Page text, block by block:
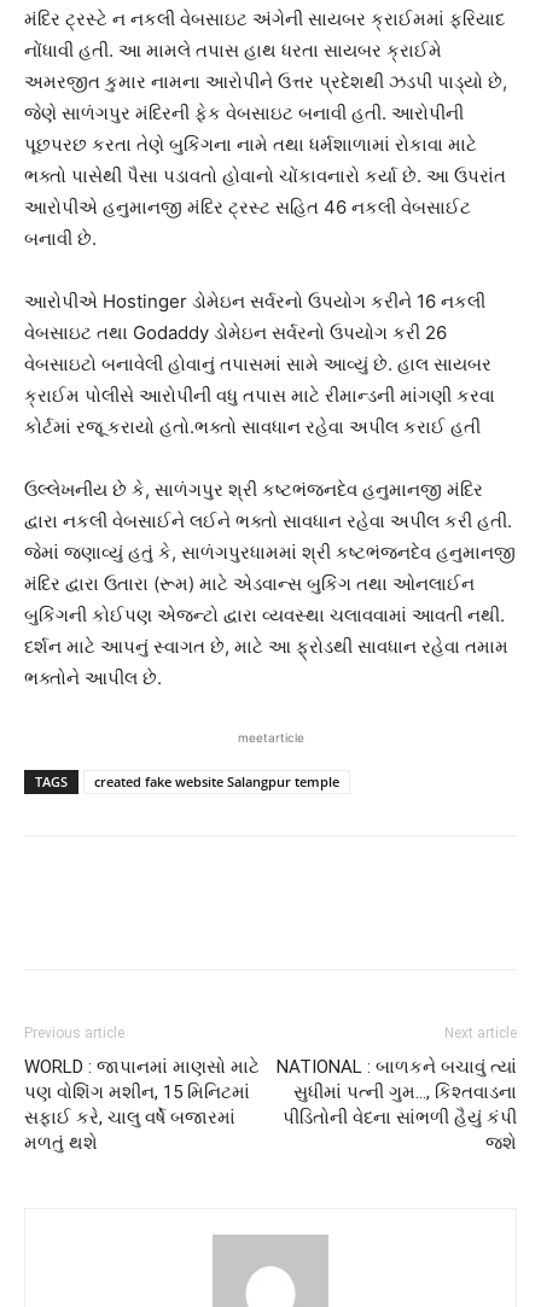
મંદિર ટ્રસ્ટે ન નકલી વેબસાઇટ અંગેની સાયબર ક્રાઈમમાં ફરિયાદ
નોંધાવી હતી. આ મામલે તપાસ હાથ ધરતા સાયબર ક્રાઈમે
અમરજીત કુમાર નામના આરોપીને ઉત્તર પ્રદેશથી ઝડપી પાડ્યો છે,
જેણે સાળંગપુર મંદિરની ફેક વેબસાઇટ બનાવી હતી. આરોપીની
પૂછપરછ કરતા તેણે બુકિંગના નામે તથા ધર્મશાળામાં રોકાવા માટે
ભક્તો પાસેથી પૈસા પડાવતો હોવાનો ચોંકાવનારો કર્યા છે. આ ઉપરાંત
આરોપીએ હનુમાનજી મંદિર ટ્રસ્ટ સહિત 46 નકલી વેબસાઈટ
બનાવી છે.
આરોપીએ Hostinger ડોમેઇન સર્વરનો ઉપયોગ કરીને 16 નકલી
વેબસાઇટ તથા Godaddy ડોમેઇન સર્વરનો ઉપયોગ કરી 26
વેબસાઇટો બનાવેલી હોવાનું તપાસમાં સામે આવ્યું છે. હાલ સાયબર
ક્રાઈમ પોલીસે આરોપીની વધુ તપાસ માટે રીમાન્ડની માંગણી કરવા
કોર્ટમાં રજૂ કરાયો હતો.ભક્તો સાવધાન રહેવા અપીલ કરાઈ હતી
ઉલ્લેખનીય છે કે, સાળંગપુર શ્રી કષ્ટભંજનદેવ હનુમાનજી મંદિર
દ્વારા નકલી વેબસાઈને લઈને ભક્તો સાવધાન રહેવા અપીલ કરી હતી.
જેમાં જણાવ્યું હતું કે, સાળંગપુરધામમાં શ્રી કષ્ટભંજનદેવ હનુમાનજી
મંદિર દ્વારા ઉતારા (રૂમ) માટે એડવાન્સ બુકિંગ તથા ઓનલાઈન
બુકિંગની કોઈપણ એજન્ટો દ્વારા વ્યવસ્થા ચલાવવામાં આવતી નથી.
દર્શન માટે આપનું સ્વાગત છે, માટે આ ફ્રોડથી સાવધાન રહેવા તમામ
ભક્તોને આપીલ છે.
meetarticle
TAGS created fake website Salangpur temple
Previous article
WORLD : જાપાનમાં માણસો માટે
પણ વોશિંગ મશીન, 15 મિનિટમાં
સફાઈ કરે, ચાલુ વર્ષે બજારમાં
મળતું થશે
Next article
NATIONAL : બાળકને બચાવું ત્યાં
સુધીમાં પત્ની ગુમ…, કિશ્તવાડના
પીડિતોની વેદના સાંભળી હૈયું કંપી
જશે